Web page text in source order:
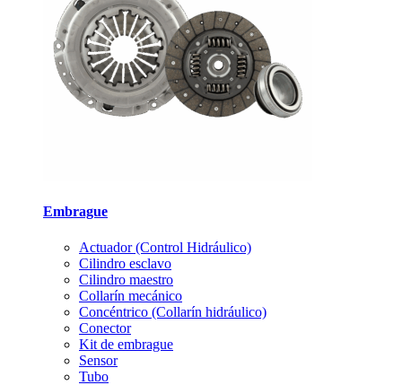
Embrague
Actuador (Control Hidráulico)
Cilindro esclavo
Cilindro maestro
Collarín mecánico
Concéntrico (Collarín hidráulico)
Conector
Kit de embrague
Sensor
Tubo